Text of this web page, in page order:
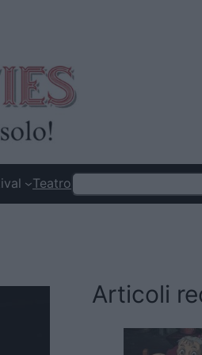
TeatroSearch
Articoli